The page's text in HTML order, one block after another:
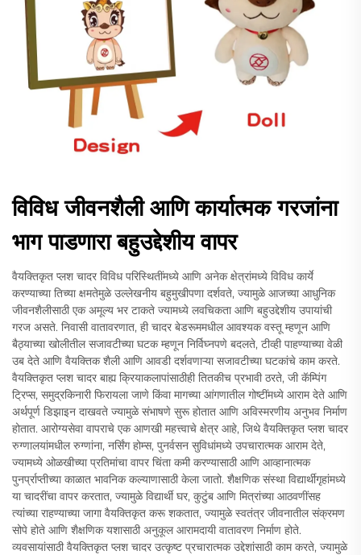
विविध जीवनशैली आणि कार्यात्मक गरजांना
भाग पाडणारा बहुउद्देशीय वापर
वैयक्तिकृत प्लश चादर विविध परिस्थितींमध्ये आणि अनेक क्षेत्रांमध्ये विविध कार्ये
करण्याच्या तिच्या क्षमतेमुळे उल्लेखनीय बहुमुखीपणा दर्शवते, ज्यामुळे आजच्या आधुनिक
जीवनशैलीसाठी एक अमूल्य भर टाकते ज्यामध्ये लवचिकता आणि बहुउद्देशीय उपायांची
गरज असते. निवासी वातावरणात, ही चादर बेडरूममधील आवश्यक वस्तू म्हणून आणि
बैठ्याच्या खोलीतील सजावटीच्या घटक म्हणून निर्विघ्नपणे बदलते, टीव्ही पाहण्याच्या वेळी
उब देते आणि वैयक्तिक शैली आणि आवडी दर्शवणाऱ्या सजावटीच्या घटकांचे काम करते.
वैयक्तिकृत प्लश चादर बाह्य क्रियाकलापांसाठीही तितकीच प्रभावी ठरते, जी कॅम्पिंग
ट्रिप्स, समुद्रकिनारी फिरायला जाणे किंवा मागच्या आंगणातील गोष्टींमध्ये आराम देते आणि
अर्थपूर्ण डिझाइन दाखवते ज्यामुळे संभाषणे सुरू होतात आणि अविस्मरणीय अनुभव निर्माण
होतात. आरोग्यसेवा वापराचे एक आणखी महत्त्वाचे क्षेत्र आहे, जिथे वैयक्तिकृत प्लश चादर
रुग्णालयांमधील रुग्णांना, नर्सिंग होम्स, पुनर्वसन सुविधांमध्ये उपचारात्मक आराम देते,
ज्यामध्ये ओळखीच्या प्रतिमांचा वापर चिंता कमी करण्यासाठी आणि आव्हानात्मक
पुनर्प्राप्तीच्या काळात भावनिक कल्याणासाठी केला जातो. शैक्षणिक संस्था विद्यार्थीगृहांमध्ये
या चादरींचा वापर करतात, ज्यामुळे विद्यार्थी घर, कुटुंब आणि मित्रांच्या आठवणींसह
त्यांच्या राहण्याच्या जागा वैयक्तिकृत करू शकतात, ज्यामुळे स्वतंत्र जीवनातील संक्रमण
सोपे होते आणि शैक्षणिक यशासाठी अनुकूल आरामदायी वातावरण निर्माण होते.
व्यवसायांसाठी वैयक्तिकृत प्लश चादर उत्कृष्ट प्रचारात्मक उद्देशांसाठी काम करते, ज्यामुळे